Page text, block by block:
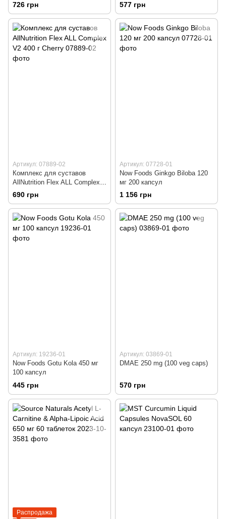
726 грн 577 грн
Артикул: 07889-02
Комплекс для суставов
AllNutrition Flex ALL Complex
V2 400 г Cherry
690 грн
Артикул: 07728-01
Now Foods Ginkgo Biloba 120
мг 200 капсул
1 156 грн
Артикул: 19236-01
Now Foods Gotu Kola 450 мг
100 капсул
445 грн
Артикул: 03869-01
DMAE 250 mg (100 veg caps)
570 грн
Распродажа